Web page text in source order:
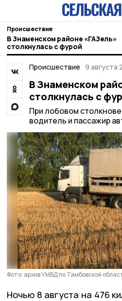
Происшествие
В Знаменском районе «ГАЗель»
столкнулась с фурой
Происшествие 9 августа
В Знаменском
столкнулась с
При лобовом
водитель и пассажир
Фото: архив УМВД по Тамбовской
Ночью 8 августа на 476